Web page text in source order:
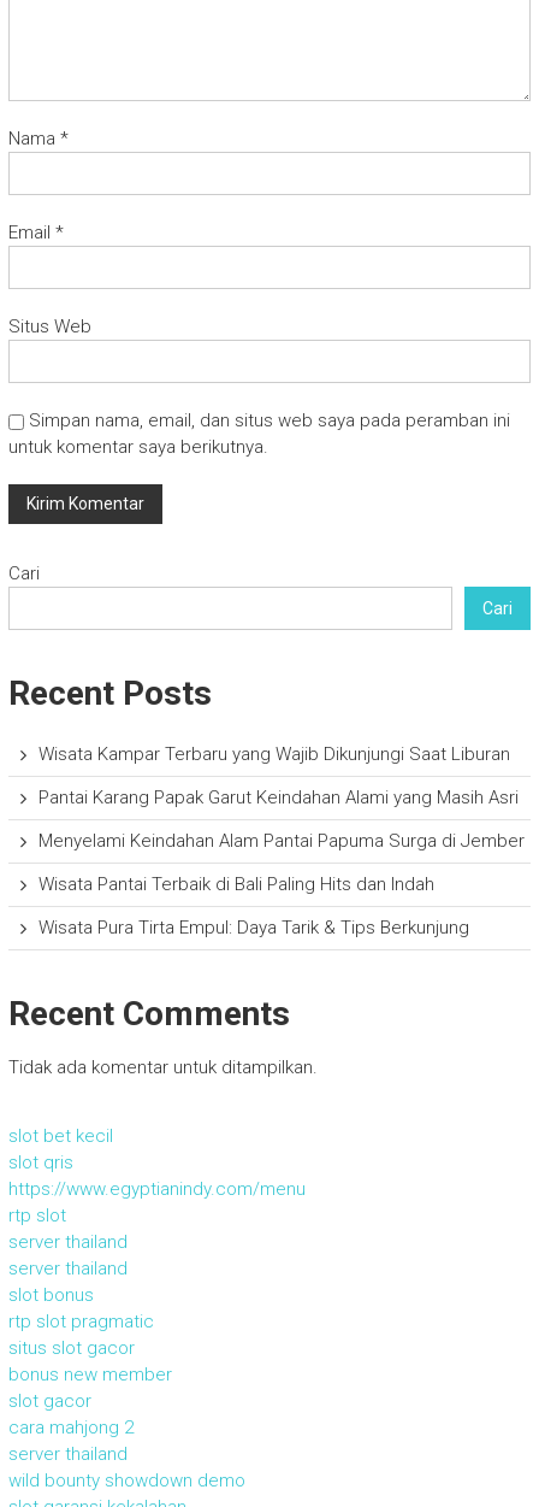
Nama *
Email *
Situs Web
Simpan nama, email, dan situs web saya pada peramban ini
untuk komentar saya berikutnya.
Cari
Cari
Recent Posts
Wisata Kampar Terbaru yang Wajib Dikunjungi Saat Liburan
Pantai Karang Papak Garut Keindahan Alami yang Masih Asri
Menyelami Keindahan Alam Pantai Papuma Surga di Jember
Wisata Pantai Terbaik di Bali Paling Hits dan Indah
Wisata Pura Tirta Empul: Daya Tarik & Tips Berkunjung
Recent Comments
Tidak ada komentar untuk ditampilkan.
slot bet kecil
slot qris
https://www.egyptianindy.com/menu
rtp slot
server thailand
server thailand
slot bonus
rtp slot pragmatic
situs slot gacor
bonus new member
slot gacor
cara mahjong 2
server thailand
wild bounty showdown demo